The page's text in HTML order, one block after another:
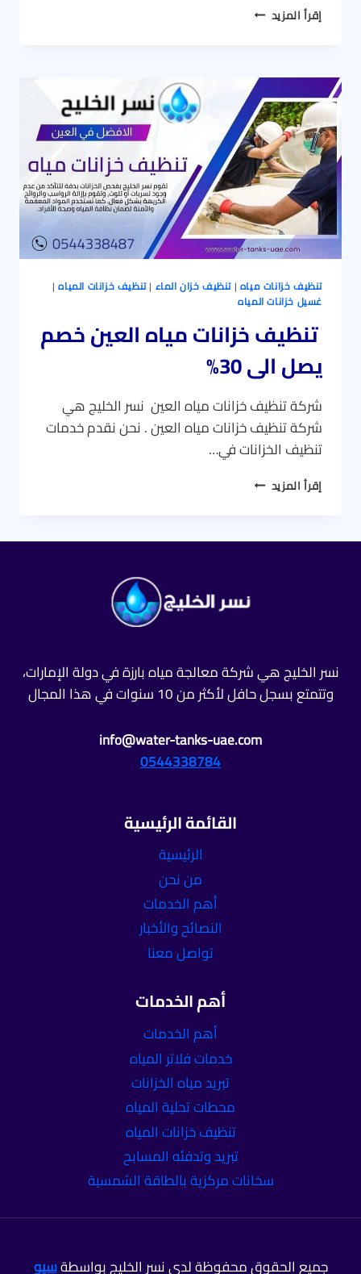
إقرأ المزيد تنظيف
–
تنظيف
خزانات
المياه
ابوظبي
2025
تنظيف خزانات مياه | تنظيف خزان الماء |تنظيف خزانات المياه|
غسيل خزانات المياه
تنظيف خزانات مياه العين خصم
يصل الى 30%
شركة تنظيف خزانات مياه العين نسر الخليج هي
شركة تنظيف خزانات مياه العين . نحن نقدم خدمات
تنظيف الخزانات في…
إقرأ المزيد تنظيف
نسر الخليج هي شركة معالجة مياه بارزة في دولة الإمارات،
وتتمتع بسجل حافل لأكثر من 10 سنوات في هذا المجال
info@water-tanks-uae.com
0544338784
القائمة الرئيسية
الرئيسية
من نحن
أهم الخدمات
النصائح والأخبار
تواصل معنا
أهم الخدمات
أهم الخدمات
خدمات فلاتر المياه
تبريد مياه الخزانات
محطات تحلية المياه
تنظيف خزانات المياه
تبريد وتدفئه المسابح
سخانات مركزية بالطاقة الشمسية
جميع الحقوق محفوظة لدي نسر الخليج بواسطةسيو